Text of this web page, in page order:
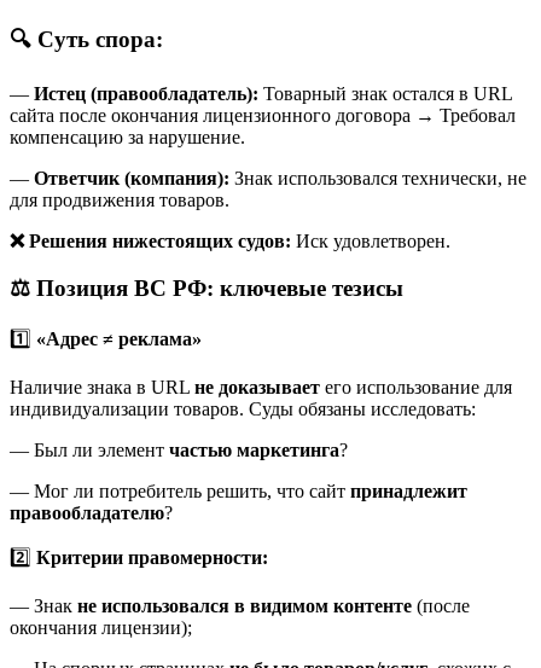
🔍 Суть спора:
— Истец (правообладатель): Товарный знак остался в URL
сайта после окончания лицензионного договора → Требовал
компенсацию за нарушение.
— Ответчик (компания): Знак использовался технически, не
для продвижения товаров.
❌ Решения нижестоящих судов: Иск удовлетворен.
⚖️ Позиция ВС РФ: ключевые тезисы
1️⃣ «Адрес ≠ реклама»
Наличие знака в URL не доказывает его использование для
индивидуализации товаров. Суды обязаны исследовать:
— Был ли элемент частью маркетинга?
— Мог ли потребитель решить, что сайт принадлежит
правообладателю?
2️⃣ Критерии правомерности:
— Знак не использовался в видимом контенте (после
окончания лицензии);